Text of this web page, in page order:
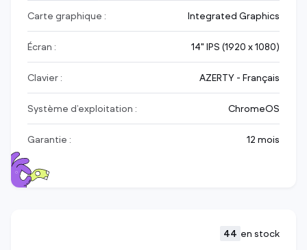
Carte graphique :
Integrated Graphics
Écran : 14" IPS (1920 x 1080)
Clavier : AZERTY - Français
Système d’exploitation : ChromeOS
Garantie : 12 mois
44 en stock